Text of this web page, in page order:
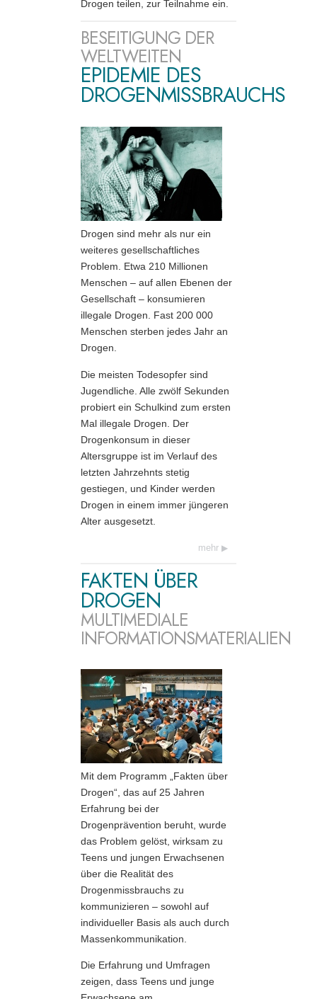
Drogen teilen, zur Teilnahme ein.
BESEITIGUNG DER
WELTWEITEN
EPIDEMIE DES
DROGENMISSBRAUCHS
Drogen sind mehr als nur ein
weiteres gesellschaftliches
Problem. Etwa 210 Millionen
Menschen – auf allen Ebenen der
Gesellschaft – konsumieren
illegale Drogen. Fast 200 000
Menschen sterben jedes Jahr an
Drogen.
Die meisten Todesopfer sind
Jugendliche. Alle zwölf Sekunden
probiert ein Schulkind zum ersten
Mal illegale Drogen. Der
Drogenkonsum in dieser
Altersgruppe ist im Verlauf des
letzten Jahrzehnts stetig
gestiegen, und Kinder werden
Drogen in einem immer jüngeren
Alter ausgesetzt.
mehr
FAKTEN ÜBER
DROGEN
MULTIMEDIALE
INFORMATIONSMATERIALIEN
Mit dem Programm „Fakten über
Drogen“, das auf 25 Jahren
Erfahrung bei der
Drogenprävention beruht, wurde
das Problem gelöst, wirksam zu
Teens und jungen Erwachsenen
über die Realität des
Drogenmissbrauchs zu
kommunizieren – sowohl auf
individueller Basis als auch durch
Massenkommunikation.
Die Erfahrung und Umfragen
zeigen, dass Teens und junge